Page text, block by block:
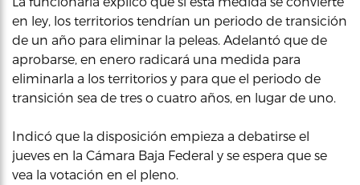
en ley, los territorios tendrían un periodo de transición
de un año para eliminar la peleas. Adelantó que de
aprobarse, en enero radicará una medida para
eliminarla a los territorios y para que el periodo de
transición sea de tres o cuatro años, en lugar de uno.
Indicó que la disposición empieza a debatirse el
jueves en la Cámara Baja Federal y se espera que se
vea la votación en el pleno.